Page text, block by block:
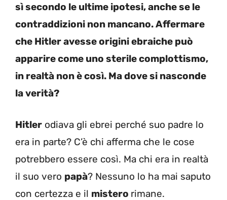
sì secondo le ultime ipotesi, anche se le
contraddizioni non mancano. Affermare
che Hitler avesse origini ebraiche può
apparire come uno sterile complottismo,
in realtà non è così. Ma dove si nasconde
la verità?
Hitler odiava gli ebrei perché suo padre lo
era in parte? C’è chi afferma che le cose
potrebbero essere così. Ma chi era in realtà
il suo vero papà? Nessuno lo ha mai saputo
con certezza e il mistero rimane.